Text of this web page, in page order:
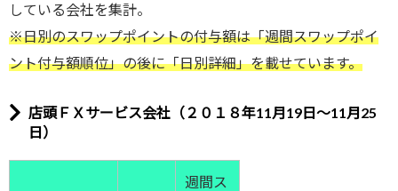
している会社を集計。
※日別のスワップポイントの付与額は「週間スワップポイ
ント付与額順位」の後に「日別詳細」を載せています。
店頭ＦＸサービス会社（２０１８年11月19日～11月25
日）
週間ス